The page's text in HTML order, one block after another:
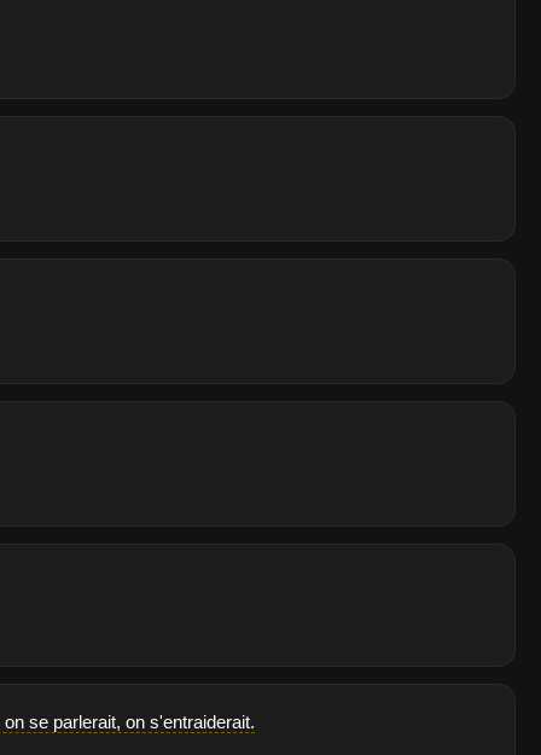
se parlerait, on s'entraiderait.